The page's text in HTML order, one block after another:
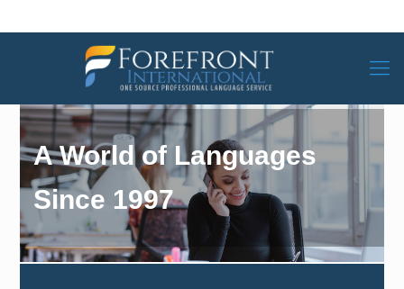
A World of Languages
Since 1997